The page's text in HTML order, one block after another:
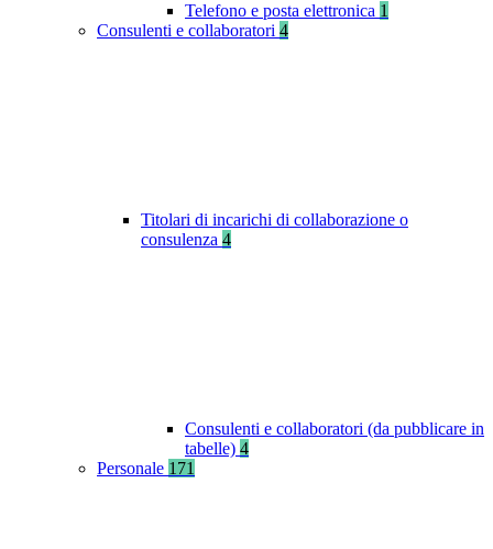
Telefono e posta elettronica 1
Consulenti e collaboratori 4
Titolari di incarichi di collaborazione o
consulenza 4
Consulenti e collaboratori (da pubblicare in
tabelle) 4
Personale 171